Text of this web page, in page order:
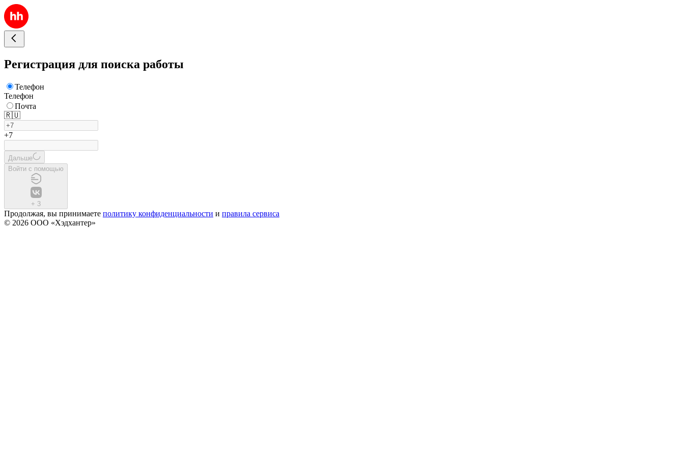
Регистрация для поиска работы
Телефон
Телефон
Почта
🇷🇺
+7
Дальше
Войти с помощью
+ 3
Продолжая, вы принимаете политику конфиденциальности и правила сервиса
© 2026 ООО «Хэдхантер»